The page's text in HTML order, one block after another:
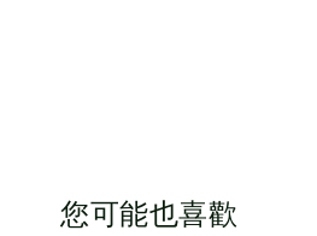
您可能也喜歡